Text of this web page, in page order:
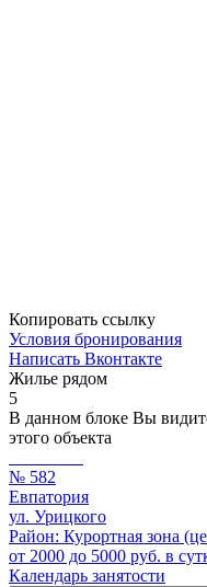
Копировать ссылку
Условия бронирования
Написать Вконтакте
Жилье рядом
5
В данном блоке Вы
этого объекта
№ 582
Евпатория
ул. Урицкого
Район: Курортная зона
от 2000 до 5000 руб. в
Календарь занятости